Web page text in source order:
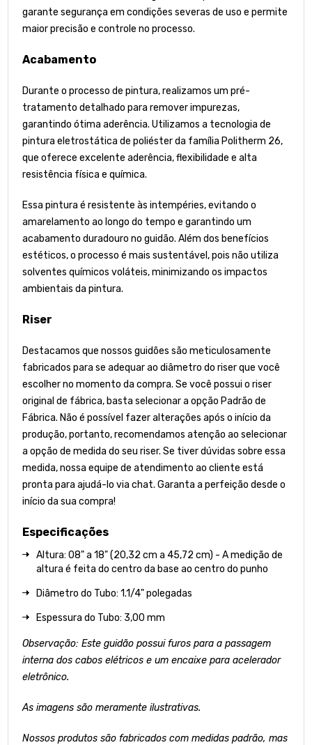
garante segurança em condições severas de uso e permite
maior precisão e controle no processo.
Acabamento
Durante o processo de pintura, realizamos um pré-
tratamento detalhado para remover impurezas,
garantindo ótima aderência. Utilizamos a tecnologia de
pintura eletrostática de poliéster da família Politherm 26,
que oferece excelente aderência, flexibilidade e alta
resistência física e química.
Essa pintura é resistente às intempéries, evitando o
amarelamento ao longo do tempo e garantindo um
acabamento duradouro no guidão. Além dos benefícios
estéticos, o processo é mais sustentável, pois não utiliza
solventes químicos voláteis, minimizando os impactos
ambientais da pintura.
Riser
Destacamos que nossos guidões são meticulosamente
fabricados para se adequar ao diâmetro do riser que você
escolher no momento da compra. Se você possui o riser
original de fábrica, basta selecionar a opção Padrão de
Fábrica. Não é possível fazer alterações após o início da
produção, portanto, recomendamos atenção ao selecionar
a opção de medida do seu riser. Se tiver dúvidas sobre essa
medida, nossa equipe de atendimento ao cliente está
pronta para ajudá-lo via chat. Garanta a perfeição desde o
início da sua compra!
Especificações
Altura: 08" a 18" (20,32 cm a 45,72 cm) - A medição de
altura é feita do centro da base ao centro do punho
Diâmetro do Tubo: 1.1/4" polegadas
Espessura do Tubo: 3,00 mm
Observação: Este guidão possui furos para a passagem
interna dos cabos elétricos e um encaixe para acelerador
eletrônico.
As imagens são meramente ilustrativas.
Nossos produtos são fabricados com medidas padrão, mas